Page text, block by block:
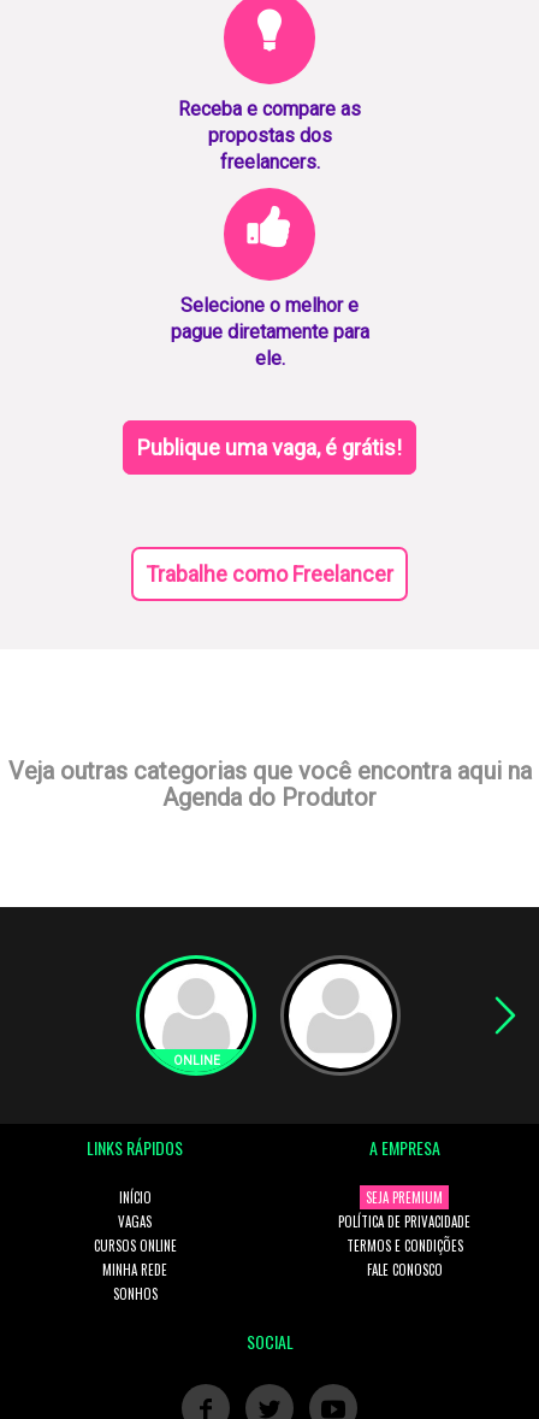
Receba e compare as
propostas dos
freelancers.
Selecione o melhor e
pague diretamente para
ele.
Publique uma vaga, é grátis!
Trabalhe como Freelancer
Veja outras categorias que você encontra aqui na
Agenda do Produtor
LINKS RÁPIDOS
INÍCIO
VAGAS
CURSOS ONLINE
MINHA REDE
SONHOS
A EMPRESA
SEJA PREMIUM
POLÍTICA DE PRIVACIDADE
TERMOS E CONDIÇÕES
FALE CONOSCO
SOCIAL